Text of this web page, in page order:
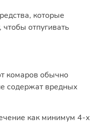
которые
отпугивать
комаров обычно
содержат вредных
как минимум 4-х